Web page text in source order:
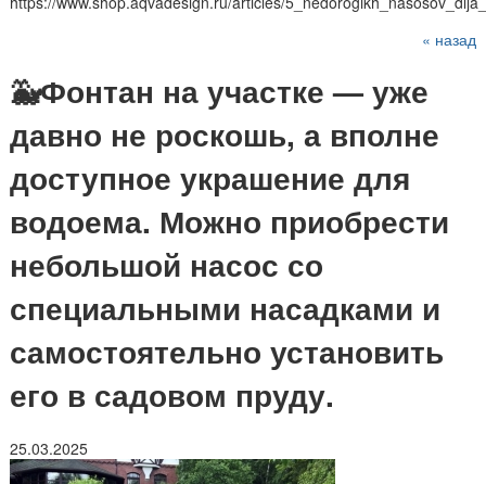
« назад
🐳Фонтан на участке — уже
давно не роскошь, а вполне
доступное украшение для
водоема. Можно приобрести
небольшой насос со
специальными насадками и
самостоятельно установить
его в садовом пруду.
25.03.2025